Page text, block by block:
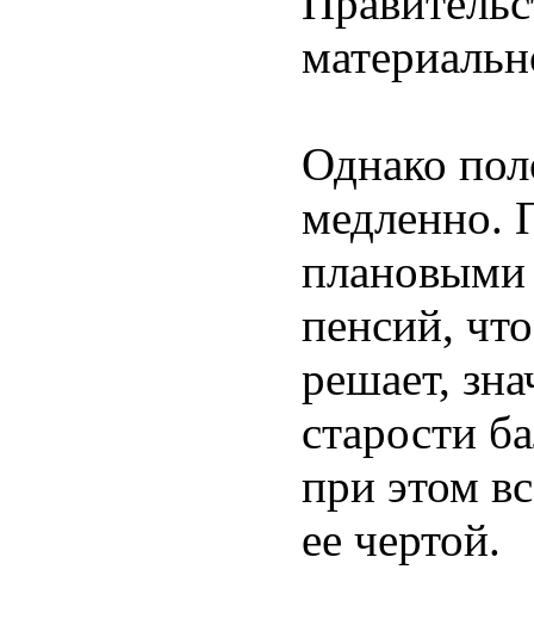
Однако
медленно.
плановыми
пенсий,
решает,
старости
при этом
ее чертой.